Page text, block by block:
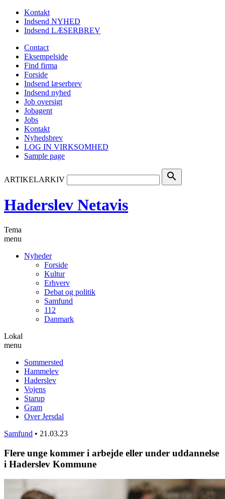
Kontakt
Indsend NYHED
Indsend LÆSERBREV
Contact
Eksempelside
Find firma
Forside
Indsend læserbrev
Indsend nyhed
Job oversigt
Jobagent
Jobs
Kontakt
Nyhedsbrev
LOG IN VIRKSOMHED
Sample page
ARTIKELARKIV search
Haderslev Netavis
Tema
menu
Nyheder
Forside
Kultur
Erhverv
Debat og politik
Samfund
112
Danmark
Lokal
menu
Sommersted
Hammelev
Haderslev
Vojens
Starup
Gram
Over Jersdal
Samfund • 21.03.23
Flere unge kommer i arbejde eller under uddannelse
i Haderslev Kommune